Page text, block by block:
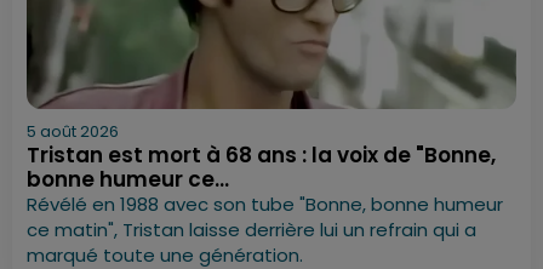
5 août 2026
Tristan est mort à 68 ans : la voix de "Bonne,
bonne humeur ce...
Révélé en 1988 avec son tube "Bonne, bonne humeur
ce matin", Tristan laisse derrière lui un refrain qui a
marqué toute une génération.